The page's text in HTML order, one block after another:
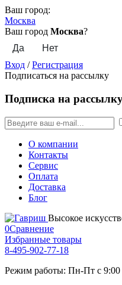
Ваш город:
Москва
Ваш город Москва?
Вход /Регистрация
Подписаться на рассылку
Подписка на
О компании
Контакты
Сервис
Оплата
Доставка
Блог
Высокое
0Сравнение
Избранные товары
8-495-902-77-18
Режим работы: Пн-Пт с 9:00